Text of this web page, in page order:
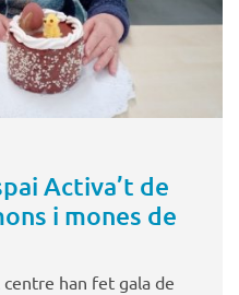
Activa’t de
i mones de
centre han fet gala de